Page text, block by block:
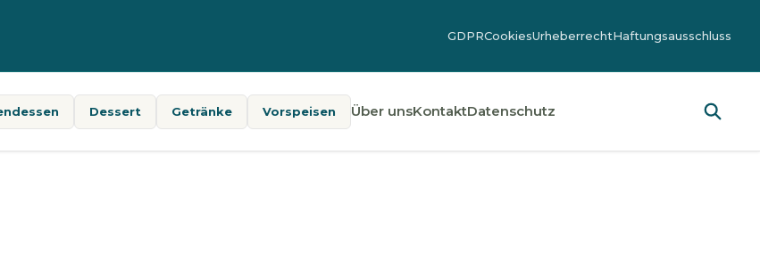
GDPRCookiesUrheberrechtHaftungsausschluss
Dessert Getränke Vorspeisen Über unsKontaktDatenschutz